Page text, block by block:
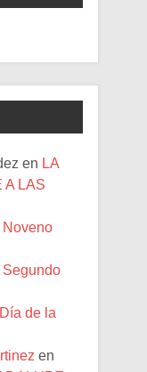
en LA
A LAS
Noveno
Segundo
de la
en